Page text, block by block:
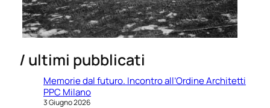
/ ultimi pubblicati
Memorie dal futuro. Incontro all’Ordine Architetti
PPC Milano
3 Giugno 2026